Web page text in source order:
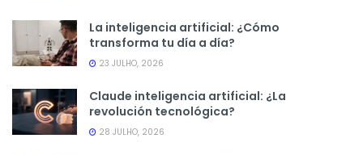
La inteligencia artificial: ¿Cómo
transforma tu día a día?
23 JULHO, 2026
Claude inteligencia artificial: ¿La
revolución tecnológica?
28 JULHO, 2026